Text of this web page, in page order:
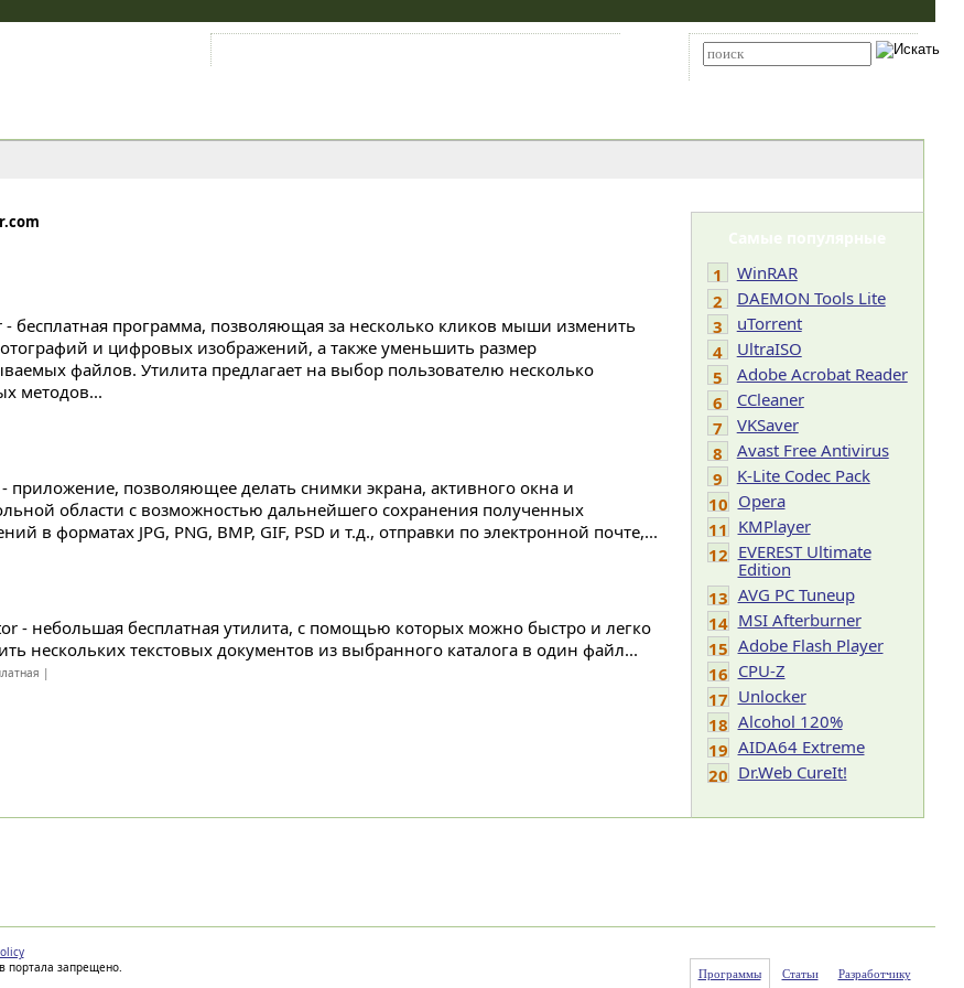
- бесплатная программа, позволяющая за несколько кликов мыши изменить
и цифровых изображений, а также уменьшить размер
файлов. Утилита предлагает на выбор пользователю несколько
методов...
- приложение, позволяющее делать снимки экрана, активного окна и
области с возможностью дальнейшего сохранения полученных
в форматах JPG, PNG, BMP, GIF, PSD и т.д., отправки по электронной почте,...
- небольшая бесплатная утилита, с помощью которых можно быстро и легко
нескольких текстовых документов из выбранного каталога в один файл...
|
Самые популярные
1
WinRAR
2
DAEMON Tools Lite
3
uTorrent
4
UltraISO
5
Adobe Acrobat Reader
6
CCleaner
7
VKSaver
8
Avast Free Antivirus
9
K-Lite Codec Pack
10 Opera
11 KMPlayer
12 EVEREST Ultimate
Edition
13 AVG PC Tuneup
14 MSI Afterburner
15 Adobe Flash Player
16 CPU-Z
17 Unlocker
18 Alcohol 120%
19 AIDA64 Extreme
20 Dr.Web CureIt!
портала запрещено.
Программы Статьи Разработчику